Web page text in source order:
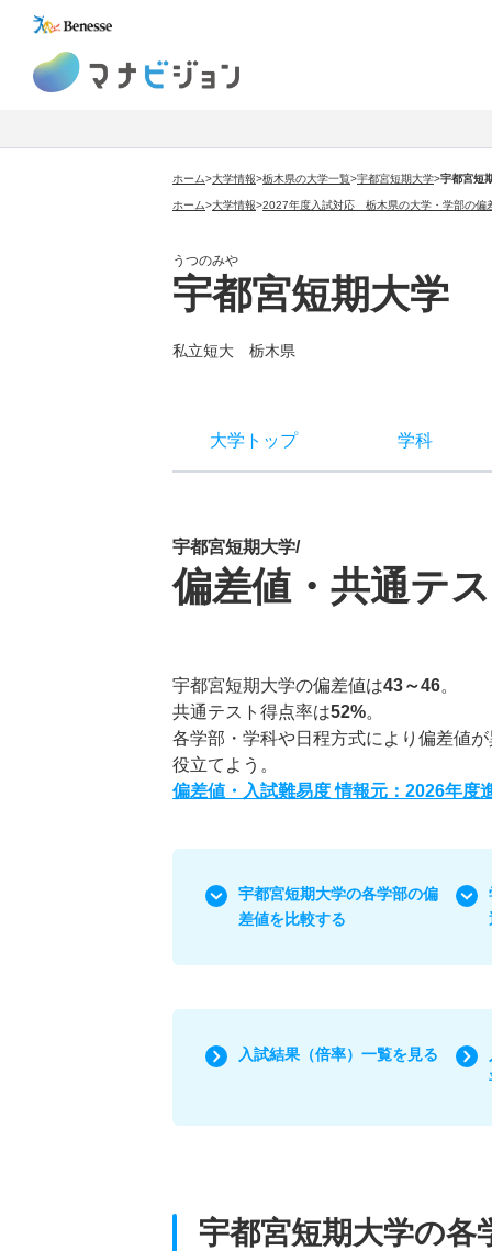
ホーム>大学情報>栃木県の大学一覧>宇都宮短期大学>宇都宮短
ホーム>大学情報>2027年度入試対応 栃木県の大学・学部の偏
うつのみや
宇都宮短期大学
私立短大 栃木県
大学トップ 学科
宇都宮短期大学/
偏差値・共通テ
宇都宮短期大学の偏差値は43～46。
共通テスト得点率は52%。
各学部・学科や日程方式により偏差値
役立てよう。
偏差値・入試難易度 情報元：2026年度
宇都宮短期大学の各学部の偏
差値を比較する
入試結果（倍率）一覧を見る
宇都宮短期大学の各